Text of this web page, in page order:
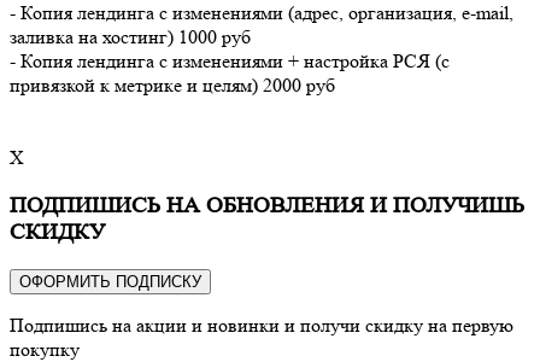
- Копия лендинга с изменениями (адрес, организация, e-mail,
заливка на хостинг) 1000 руб
- Копия лендинга с изменениями + настройка РСЯ (с
привязкой к метрике и целям) 2000 руб
X
ПОДПИШИСЬ НА ОБНОВЛЕНИЯ И ПОЛУЧИШЬ
СКИДКУ
ОФОРМИТЬ ПОДПИСКУ
Подпишись на акции и новинки и получи скидку на первую
покупку